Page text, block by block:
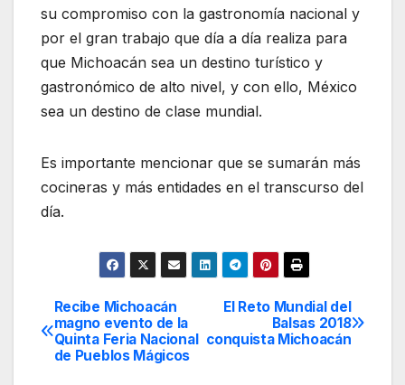
su compromiso con la gastronomía nacional y
por el gran trabajo que día a día realiza para
que Michoacán sea un destino turístico y
gastronómico de alto nivel, y con ello, México
sea un destino de clase mundial.
Es importante mencionar que se sumarán más
cocineras y más entidades en el transcurso del
día.
Navegación
de
El Reto Mundial del
Balsas 2018
conquista Michoacán
Recibe Michoacán
magno evento de la
Quinta Feria Nacional
de Pueblos Mágicos